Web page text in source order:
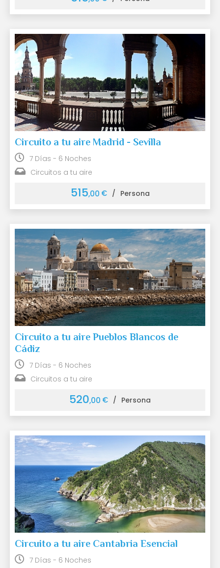
Circuito a tu aire Madrid - Sevilla
7 Días - 6 Noches
Circuitos a tu aire
515,00 € / Persona
Circuito a tu aire Pueblos Blancos de
Cádiz
7 Días - 6 Noches
Circuitos a tu aire
520,00 € / Persona
Circuito a tu aire Cantabria Esencial
7 Días - 6 Noches